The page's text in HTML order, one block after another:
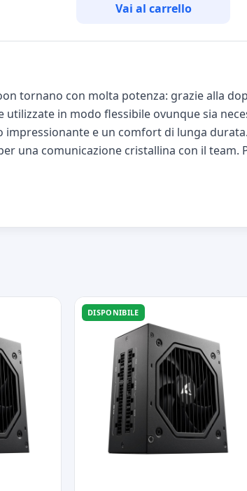
Vai al carrello
tornano con molta potenza: grazie alla
utilizzate in modo flessibile ovunque sia
e un comfort di lunga
una comunicazione cristallina con il team.
DISPONIBILE